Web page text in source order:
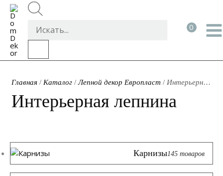
Перейти
содержимому
товаров
Главная/ Каталог/Лепной декор Европласт / Интерьерная
Интерьерная лепнина
Карнизы145 товаров